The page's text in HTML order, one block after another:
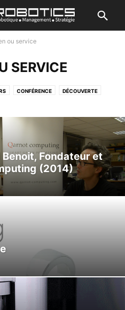
ou service
SERVICE
CONFÉRENCE DÉCOUVERTE
Fondateur et
(2014)